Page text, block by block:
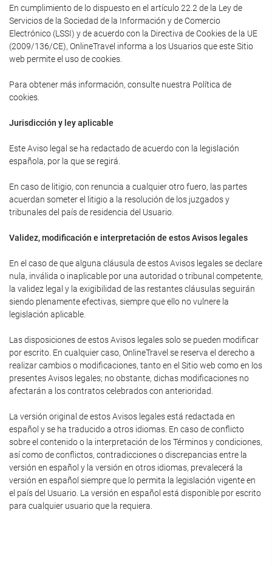
En cumplimiento de lo dispuesto en el artículo 22.2 de la Ley de
Servicios de la Sociedad de la Información y de Comercio
Electrónico (LSSI) y de acuerdo con la Directiva de Cookies de la UE
(2009/136/CE), OnlineTravel informa a los Usuarios que este Sitio
web permite el uso de cookies.
Para obtener más información, consulte nuestra Política de
cookies.
Jurisdicción y ley aplicable
Este Aviso legal se ha redactado de acuerdo con la legislación
española, por la que se regirá.
En caso de litigio, con renuncia a cualquier otro fuero, las partes
acuerdan someter el litigio a la resolución de los juzgados y
tribunales del país de residencia del Usuario.
Validez, modificación e interpretación de estos Avisos legales
En el caso de que alguna cláusula de estos Avisos legales se declare
nula, inválida o inaplicable por una autoridad o tribunal competente,
la validez legal y la exigibilidad de las restantes cláusulas seguirán
siendo plenamente efectivas, siempre que ello no vulnere la
legislación aplicable.
Las disposiciones de estos Avisos legales solo se pueden modificar
por escrito. En cualquier caso, OnlineTravel se reserva el derecho a
realizar cambios o modificaciones, tanto en el Sitio web como en los
presentes Avisos legales; no obstante, dichas modificaciones no
afectarán a los contratos celebrados con anterioridad.
La versión original de estos Avisos legales está redactada en
español y se ha traducido a otros idiomas. En caso de conflicto
sobre el contenido o la interpretación de los Términos y condiciones,
así como de conflictos, contradicciones o discrepancias entre la
versión en español y la versión en otros idiomas, prevalecerá la
versión en español siempre que lo permita la legislación vigente en
el país del Usuario. La versión en español está disponible por escrito
para cualquier usuario que la requiera.